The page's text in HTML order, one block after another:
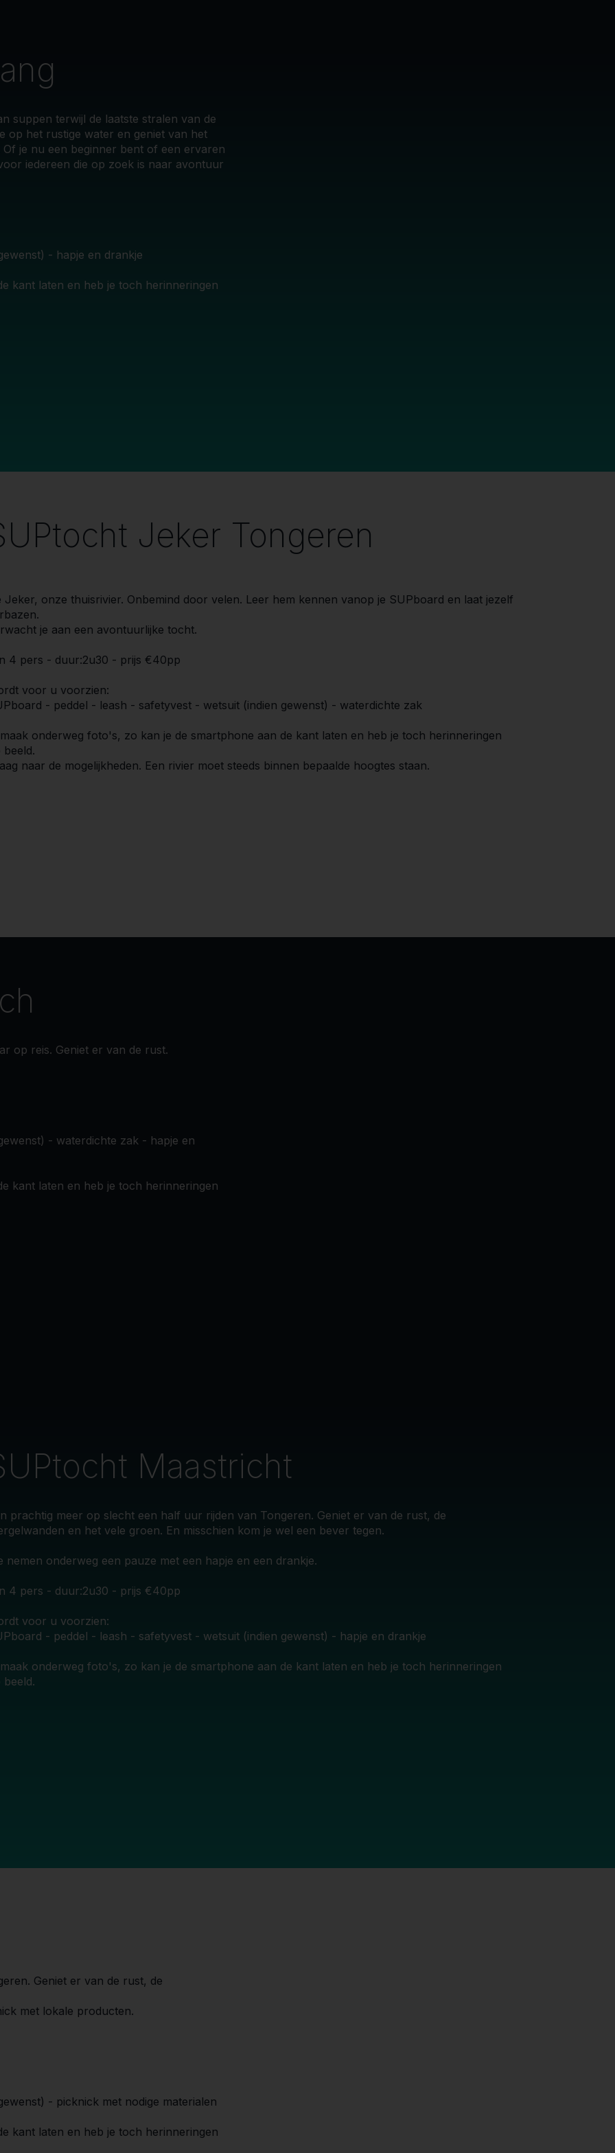
suppen terwijl de laatste stralen van de
op het rustige water en geniet van het
je nu een beginner bent of een ervaren
iedereen die op zoek is naar avontuur
- hapje en drankje
kant laten en heb je toch herinneringen
Jeker Tongeren
Jeker, onze thuisrivier. Onbemind door velen. Leer hem kennen vanop je SUPboard en laat jezelf
je aan een avontuurlijke tocht.
4 pers - duur:2u30 - prijs €40pp
voor u voorzien:
- peddel - leash - safetyvest - wetsuit (indien gewenst) - waterdichte zak
onderweg foto's, zo kan je de smartphone aan de kant laten en heb je toch herinneringen
beeld.
naar de mogelijkheden. Een rivier moet steeds binnen bepaalde hoogtes staan.
op reis. Geniet er van de rust.
- waterdichte zak - hapje en
kant laten en heb je toch herinneringen
Maastricht
prachtig meer op slecht een half uur rijden van Tongeren. Geniet er van de rust, de
en het vele groen. En misschien kom je wel een bever tegen.
nemen onderweg een pauze met een hapje en een drankje.
4 pers - duur:2u30 - prijs €40pp
voor u voorzien:
- peddel - leash - safetyvest - wetsuit (indien gewenst) - hapje en drankje
onderweg foto's, zo kan je de smartphone aan de kant laten en heb je toch herinneringen
beeld.
Geniet er van de rust, de
met lokale producten.
- picknick met nodige materialen
kant laten en heb je toch herinneringen